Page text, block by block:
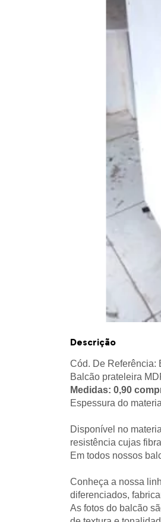
Descrição
Cód. De Referência:
Balcão prateleira
Medidas: 0,90
Espessura do
Disponível no
resistência cujas
Em todos nossos
Conheça a nossa
diferenciados,
As fotos do balcão